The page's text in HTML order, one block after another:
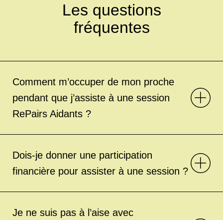
Les questions
fréquentes
Comment m’occuper de mon proche
pendant que j’assiste à une session
RePairs Aidants ?
Dois-je donner une participation
financière pour assister à une session ?
Je ne suis pas à l’aise avec